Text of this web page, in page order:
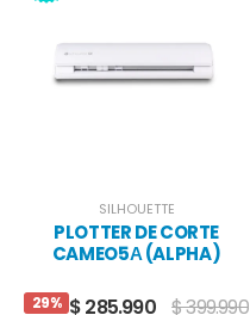
SILHOUETTE
PLOTTER DE CORTE
CAMEO5Α (ALPHA)
29% $ 285.990 $ 399.990